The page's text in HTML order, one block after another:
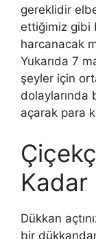
gereklidir
ettiğimiz gibi
harcanacak
Yukarıda 7
şeyler için
dolaylarında
açarak para
Kadar
Dükkan
bir